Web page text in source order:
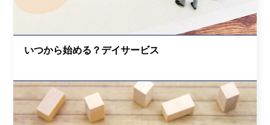
いつから始める？デイサービス